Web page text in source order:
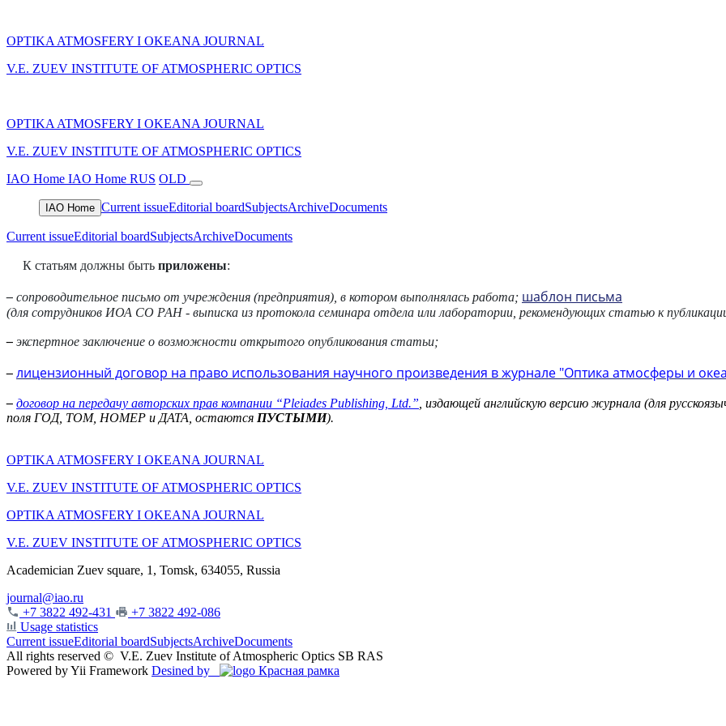
OPTIKA ATMOSFERY I OKEANA JOURNAL
V.E. ZUEV INSTITUTE OF ATMOSPHERIC OPTICS
OPTIKA ATMOSFERY I OKEANA JOURNAL
V.E. ZUEV INSTITUTE OF ATMOSPHERIC OPTICS
IAO Home IAO Home RUS OLD
IAO Home Current issueEditorial boardSubjectsArchiveDocuments
Current issueEditorial boardSubjectsArchiveDocuments
К статьям должны быть приложены:
– сопроводительное письмо от учреждения (предприятия), в котором выполнялась работа; шаблон письма
(для сотрудников ИОА СО РАН - выписка из протокола семинара отдела или лаборатории, рекомендующих статью к
– экспертное заключение о возможности открытого опубликования статьи;
– лицензионный договор на право использования научного произведения в журнале "Оптика атмосферы и
– договор на передачу авторских прав компании “Pleiades Publishing, Ltd.” издающей английскую версию журнала (для
поля ГОД, ТОМ, НОМЕР и ДАТА, остаются ПУСТЫМИ).
OPTIKA ATMOSFERY I OKEANA JOURNAL
V.E. ZUEV INSTITUTE OF ATMOSPHERIC OPTICS
OPTIKA ATMOSFERY I OKEANA JOURNAL
V.E. ZUEV INSTITUTE OF ATMOSPHERIC OPTICS
Academician Zuev square, 1, Tomsk, 634055, Russia
journal@iao.ru
+7 3822 492-431
+7 3822 492-086
Usage statistics
Current issueEditorial boardSubjectsArchiveDocuments
All rights reserved © V.E. Zuev Institute of Atmospheric Optics SB RAS
Powered by Yii Framework Desined by Красная рамка